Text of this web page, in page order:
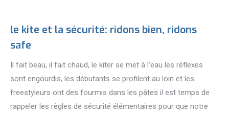
le kite et la sécurité: ridons bien, ridons
safe
Il fait beau, il fait chaud, le kiter se met à l’eau les réflexes
sont engourdis, les débutants se profilent au loin et les
freestyleurs ont des fourmis dans les pâtes il est temps de
rappeler les règles de sécurité élémentaires pour que notre